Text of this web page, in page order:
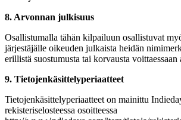
8. Arvonnan julkisuus
Osallistumalla tähän kilpailuun osallistuvat
järjestäjälle oikeuden julkaista heidän
erillistä suostumusta tai korvausta
9. Tietojenkäsittelyperiaatteet
Tietojenkäsittelyperiaatteet on mainittu
rekisteriselosteessa osoitteessa